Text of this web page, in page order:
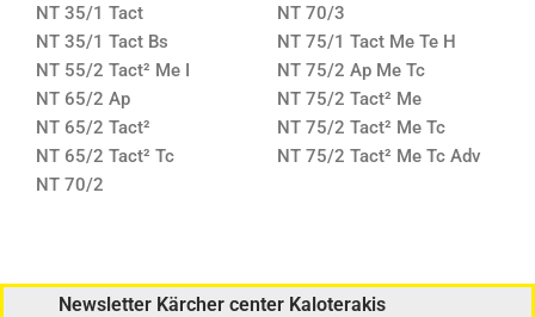
NT 35/1 Tact
NT 35/1 Tact Bs
NT 55/2 Tact² Me I
NT 65/2 Ap
NT 65/2 Tact²
NT 65/2 Tact² Tc
NT 70/2
NT 70/3
NT 75/1 Tact Me Te H
NT 75/2 Ap Me Tc
NT 75/2 Tact² Me
NT 75/2 Tact² Me Tc
NT 75/2 Tact² Me Tc Adv
Newsletter Kärcher center Kaloterakis